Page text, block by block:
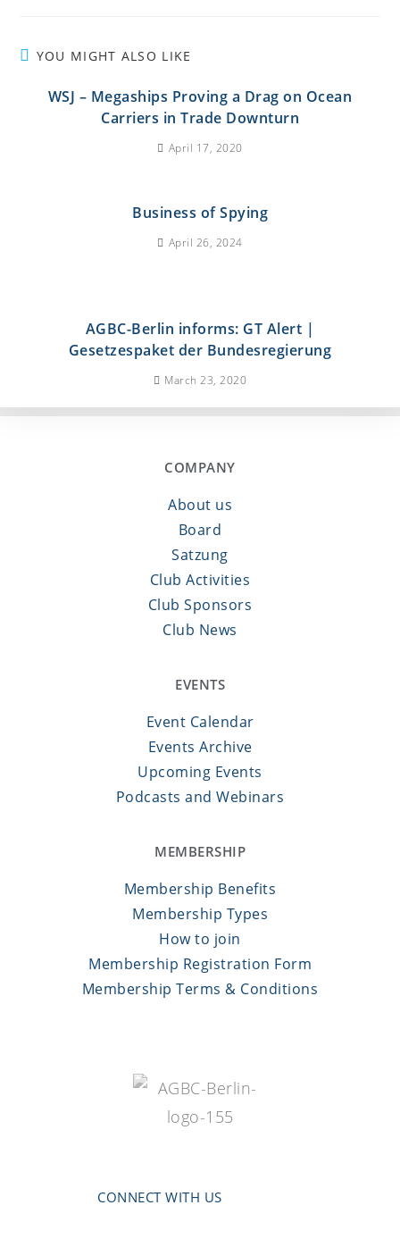
YOU MIGHT ALSO LIKE
WSJ – Megaships Proving a Drag on Ocean
Carriers in Trade Downturn
April 17, 2020
Business of Spying
April 26, 2024
AGBC-Berlin informs: GT Alert |
Gesetzespaket der Bundesregierung
March 23, 2020
COMPANY
About us
Board
Satzung
Club Activities
Club Sponsors
Club News
EVENTS
Event Calendar
Events Archive
Upcoming Events
Podcasts and Webinars
MEMBERSHIP
Membership Benefits
Membership Types
How to join
Membership Registration Form
Membership Terms & Conditions
CONNECT WITH US